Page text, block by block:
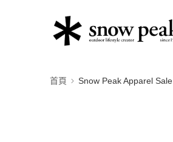
首頁 Snow Peak Apparel Sale